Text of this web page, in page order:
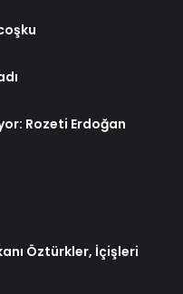
Rozeti Erdoğan
Öztürkler, İçişleri